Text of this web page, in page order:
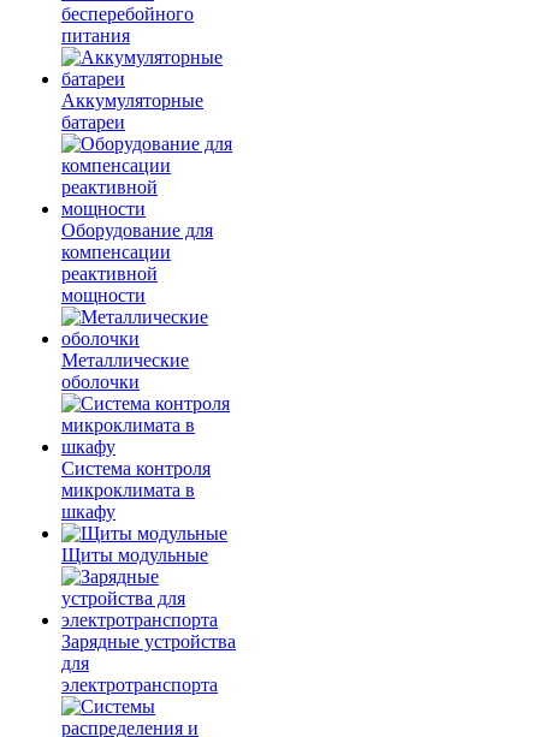
бесперебойного
питания
Аккумуляторные
батареи
Оборудование для
компенсации
реактивной
мощности
Металлические
оболочки
Система контроля
микроклимата в
шкафу
Щиты модульные
Зарядные устройства
для
электротранспорта